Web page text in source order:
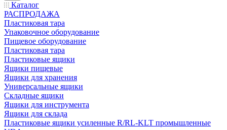
Каталог
РАСПРОДАЖА
Пластиковая тара
Упаковочное оборудование
Пищевое оборудование
Пластиковая тара
Пластиковые ящики
Ящики пищевые
Ящики для хранения
Универсальные ящики
Складные ящики
Ящики для инструмента
Ящики для склада
Пластиковые ящики усиленные R/RL-KLT промышленные